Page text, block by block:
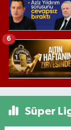
6
Süper